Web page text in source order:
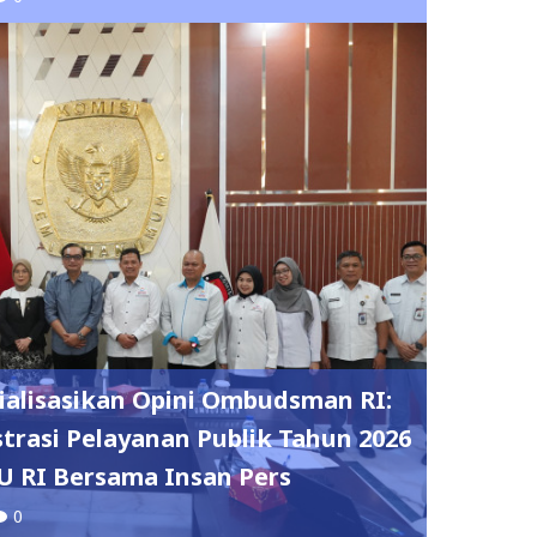
Opini Ombudsman RI:
Pelayanan Publik Tahun 2026
RI Bersama Insan Pers
0